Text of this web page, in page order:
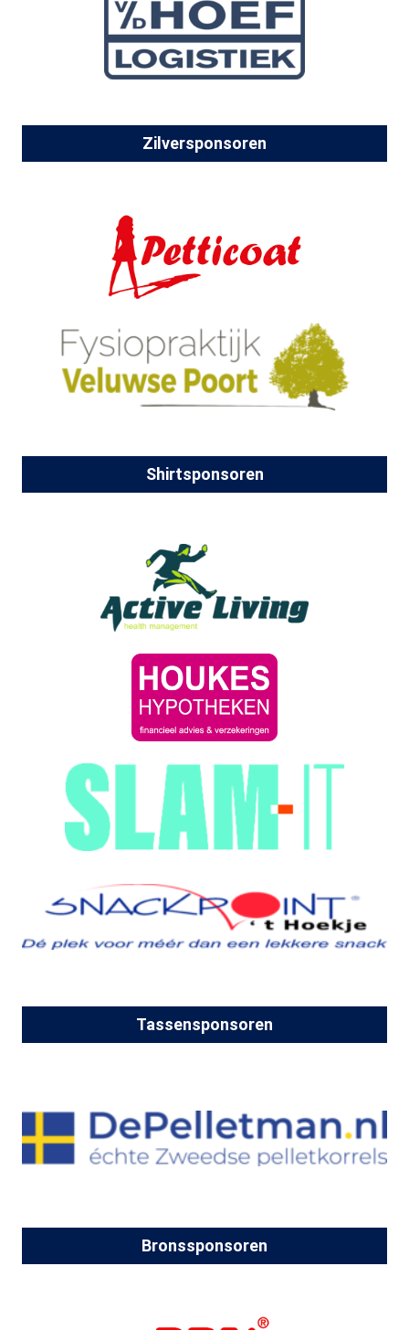
Zilversponsoren
Shirtsponsoren
Tassensponsoren
Bronssponsoren